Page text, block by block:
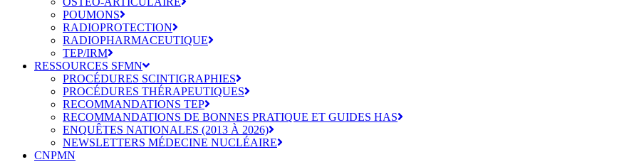
POUMONS
RADIOPROTECTION
RADIOPHARMACEUTIQUE
TEP/IRM
RESSOURCES SFMN
PROCÉDURES SCINTIGRAPHIES
PROCÉDURES THÉRAPEUTIQUES
RECOMMANDATIONS TEP
RECOMMANDATIONS DE BONNES PRATIQUE ET GUIDES HAS
ENQUÊTES NATIONALES (2013 À 2026)
NEWSLETTERS MÉDECINE NUCLÉAIRE
CNPMN